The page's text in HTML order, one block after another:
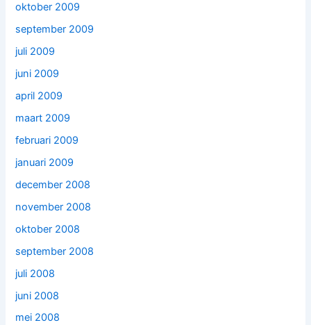
oktober 2009
september 2009
juli 2009
juni 2009
april 2009
maart 2009
februari 2009
januari 2009
december 2008
november 2008
oktober 2008
september 2008
juli 2008
juni 2008
mei 2008